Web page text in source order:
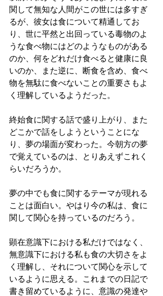
関して無知な人間がこの世には多すぎ
るが、彼女は食について精通してお
り、世に平然と出回っている毒物のよ
うな食べ物にはどのようなものがある
のか、何をどれだけ食べると健康に良
いのか、また逆に、断食を含め、食べ
物を無駄に食べないことの重要さもよ
く理解しているようだった。
終始食に関する話で盛り上がり、また
どこかで話をしようということにな
り、夢の場面が変わった。今朝方の夢
で覚えているのは、とりあえずこれく
らいだろうか。
夢の中でも食に関するテーマが現れる
ことは面白い。やはり今の私は、食に
関して関心を持っているのだろう。
顕在意識下における私だけではなく、
無意識下における私も食の大切さをよ
く理解し、それについて関心を示して
いるように思える。これまでの日記で
書き留めているように、意識の発達や